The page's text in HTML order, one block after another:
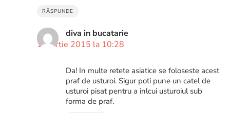
RĂSPUNDE
diva in bucatarie
1 martie 2015 la 10:28
Da! In multe retete asiatice se foloseste acest
praf de usturoi. Sigur poti pune un catel de
usturoi pisat pentru a inlcui usturoiul sub
forma de praf.